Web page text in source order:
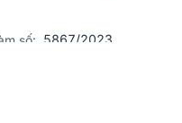
số: 5867/2023